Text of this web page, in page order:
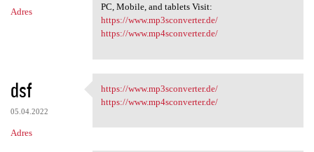
Adres
PC, Mobile, and tablets Visit:
https://www.mp3sconverter.de/
https://www.mp4sconverter.de/
dsf
05.04.2022
Adres
https://www.mp3sconverter.de/
https://www.mp3sconverter.de/
https://www.mp4sconverter.de/